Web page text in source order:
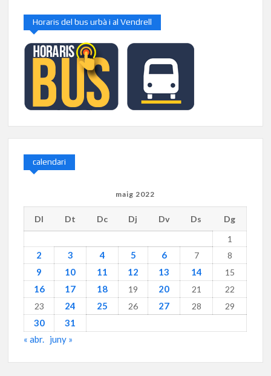
Horaris del bus urbà i al Vendrell
calendari
maig 2022
Dl Dt Dc Dj Dv Ds
Dg
1
2 3 4 5 6 7 8
9 10 11 12 13 14 15
16 17 18 19 20 21
22
23
24 25 26 27 28 29
30
31
« abr. juny »